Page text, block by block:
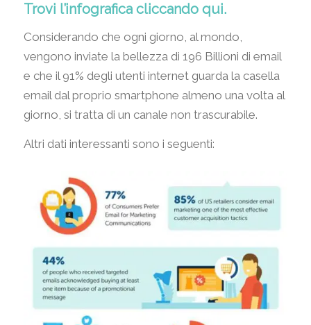
Trovi l’infografica cliccando qui.
Considerando che ogni giorno, al mondo,
vengono inviate la bellezza di 196 Billioni di email
e che il 91% degli utenti internet guarda la casella
email dal proprio smartphone almeno una volta al
giorno, si tratta di un canale non trascurabile.
Altri dati interessanti sono i seguenti: